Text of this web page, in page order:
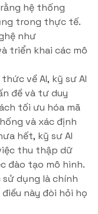
hệ thống
trong thực tế.
như
triển khai các mô
về AI, kỹ sư AI
đề và tư duy
tối ưu hóa mã
và xác định
hết, kỹ sư AI
thu thập dữ
đào tạo mô hình.
dụng là chính
này đòi hỏi họ